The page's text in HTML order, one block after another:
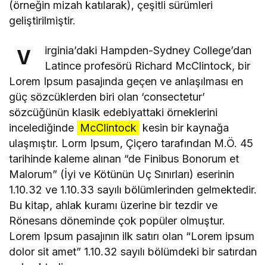
(örneğin mizah katılarak), çeşitli sürümleri
geliştirilmiştir.
V
irginia’daki Hampden-Sydney College’dan
Latince profesörü Richard McClintock, bir
Lorem Ipsum pasajında geçen ve anlaşılması en
güç sözcüklerden biri olan ‘consectetur’
sözcüğünün klasik edebiyattaki örneklerini
incelediğinde McClintock kesin bir kaynağa
ulaşmıştır. Lorm Ipsum, Çiçero tarafından M.Ö. 45
tarihinde kaleme alınan “de Finibus Bonorum et
Malorum” (İyi ve Kötünün Uç Sınırları) eserinin
1.10.32 ve 1.10.33 sayılı bölümlerinden gelmektedir.
Bu kitap, ahlak kuramı üzerine bir tezdir ve
Rönesans döneminde çok popüler olmuştur.
Lorem Ipsum pasajının ilk satırı olan “Lorem ipsum
dolor sit amet” 1.10.32 sayılı bölümdeki bir satırdan